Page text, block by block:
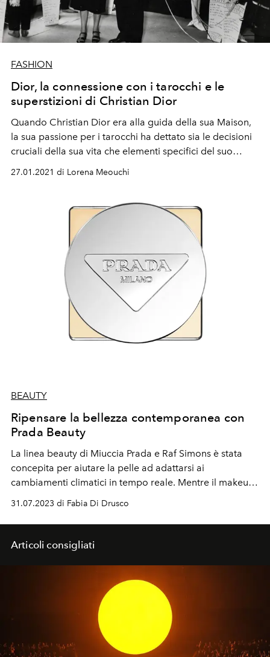
FASHION
Dior, la connessione con i tarocchi e le
superstizioni di Christian Dior
Quando Christian Dior era alla guida della sua Maison,
la sua passione per i tarocchi ha dettato sia le decisioni
cruciali della sua vita che elementi specifici del suo
27.01.2021 di Lorena Meouchi
BEAUTY
Ripensare la bellezza contemporanea con
Prada Beauty
La linea beauty di Miuccia Prada e Raf Simons è stata
concepita per aiutare la pelle ad adattarsi ai
cambiamenti climatici in tempo reale. Mentre il makeup
31.07.2023 di Fabia Di Drusco
Articoli consigliati